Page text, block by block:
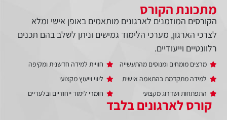
קורס לארגונים בלבד
מתכונת הקורס
הקורסים המוזמנים לארגונים מותאמים באופן אישי ומלא
לצרכי הארגון, מערכי הלימוד גמישים וניתן לשלב בהם תכנים
רלוונטיים וייעודיים.
מרצים מומחים ומנוסים מהתעשייה
למידה מתקדמת בהתאמה אישית
התפתחות ושדרוג מקצועי
חוויית למידה חדשנית ומקיפה
ליווי וייעוץ מקצועי
חומרי לימוד ייחודיים ובלעדיים